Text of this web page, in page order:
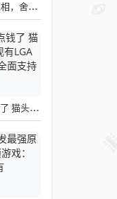
魅族23今年亮相，舍弃白面板设计，白面板手机成绝版传统
至少能省点钱了 猫头鹰确认：现有LGA 1851散热器全面支持LGA 1954！